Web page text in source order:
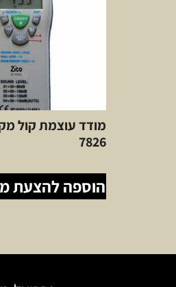
7826
הוספה להצעת